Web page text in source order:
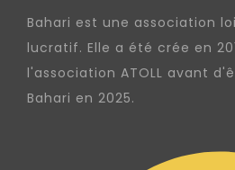
Bahari est une association
lucratif. Elle a été crée en
l'association ATOLL avant
Bahari en 2025.